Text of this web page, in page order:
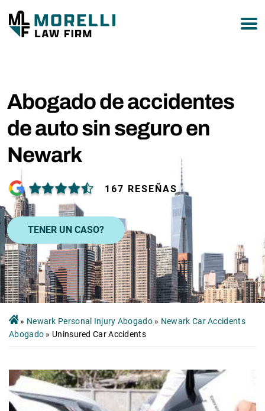
Abogado de accidentes
de auto sin seguro en
Newark
167 RESEÑAS
TENER UN CASO?
» Newark Personal Injury Abogado» Newark Car Accidents
Abogado » Uninsured Car Accidents